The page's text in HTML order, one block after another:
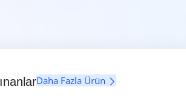
Daha Fazla Ürün